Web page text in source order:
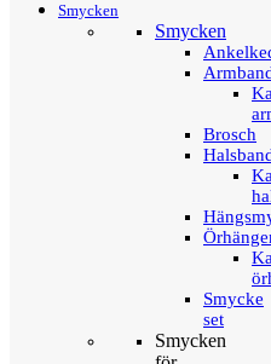
Smycken
Smycken
Brosch
Smycke
set
Smycken